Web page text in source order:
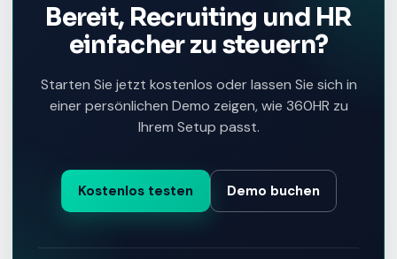
Bereit, Recruiting und HR
einfacher zu steuern?
Starten Sie jetzt kostenlos oder lassen Sie sich in
einer persönlichen Demo zeigen, wie 360HR zu
Ihrem Setup passt.
Kostenlos testen Demo buchen